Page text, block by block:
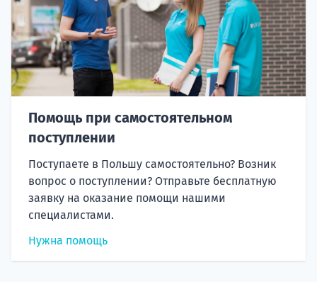
Помощь при самостоятельном
поступлении
Поступаете в Польшу самостоятельно? Возник
вопрос о поступлении? Отправьте бесплатную
заявку на оказание помощи нашими
специалистами.
Нужна помощь